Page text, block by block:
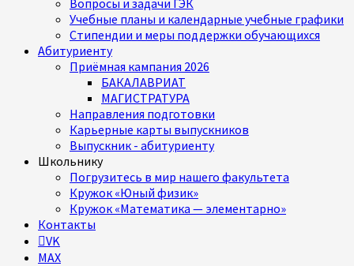
Вопросы и задачи ГЭК
Учебные планы и календарные учебные графики
Стипендии и меры поддержки обучающихся
Абитуриенту
Приёмная кампания 2026
БАКАЛАВРИАТ
МАГИСТРАТУРА
Направления подготовки
Карьерные карты выпускников
Выпускник - абитуриенту
Школьнику
Погрузитесь в мир нашего факультета
Кружок «Юный физик»
Кружок «Математика — элементарно»
Контакты
VK
MAX